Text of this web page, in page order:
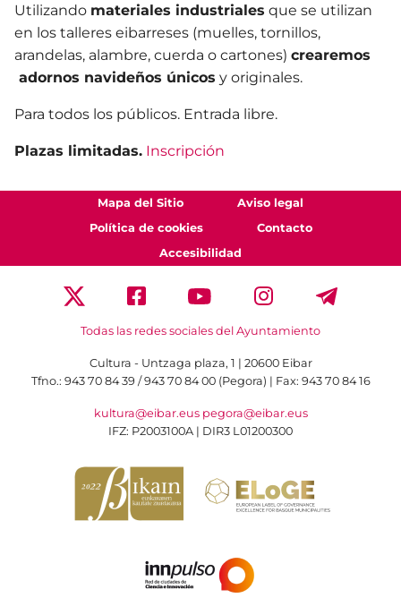
Utilizando materiales industriales que se utilizan
en los talleres eibarreses (muelles, tornillos,
arandelas, alambre, cuerda o cartones) crearemos
adornos navideños únicos y originales.
Para todos los públicos. Entrada libre.
Plazas limitadas. Inscripción
Mapa del Sitio
Aviso legal
Política de cookies
Contacto
Accesibilidad
Todas las redes sociales del Ayuntamiento
Cultura - Untzaga plaza, 1 | 20600 Eibar
Tfno.: 943 70 84 39 / 943 70 84 00 (Pegora) | Fax: 943 70 84 16
kultura@eibar.eus pegora@eibar.eus
IFZ: P2003100A | DIR3 L01200300